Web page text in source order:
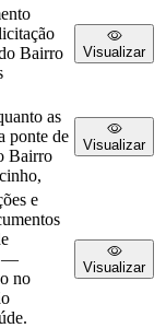
Bairro
Visualizar
as
ponte de
Bairro
Visualizar
e
—
no
Visualizar